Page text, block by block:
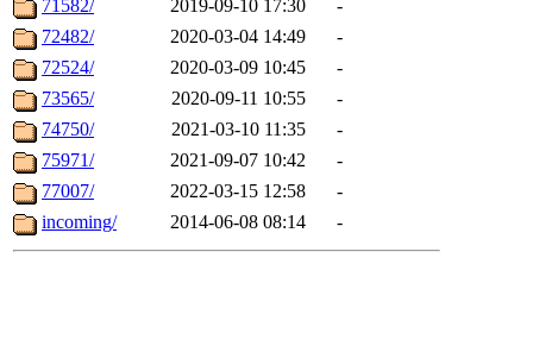
71582/
2019-09-10 17:30
-
72482/
2020-03-04 14:49
-
72524/
2020-03-09 10:45
-
73565/
2020-09-11 10:55
-
74750/
2021-03-10 11:35
-
75971/
2021-09-07 10:42
-
77007/
2022-03-15 12:58
-
incoming/
2014-06-08 08:14 -